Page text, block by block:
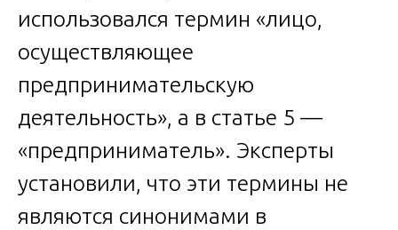
использовался термин «лицо,
осуществляющее
предпринимательскую
деятельность», а в статье 5 —
«предприниматель». Эксперты
установили, что эти термины не
являются синонимами в